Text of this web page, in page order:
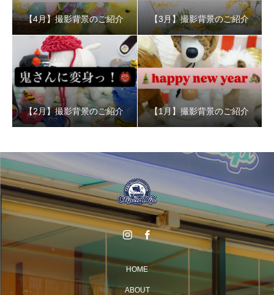
【4月】撮影背景のご紹介 【3月】撮影背景のご紹介
【2月】撮影背景のご紹介 【1月】撮影背景のご紹介
HOME
ABOUT